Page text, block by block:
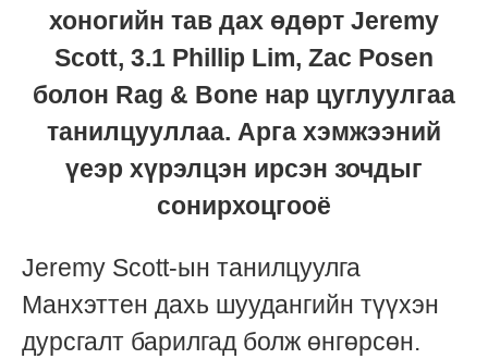
хоногийн тав дах өдөрт Jeremy
Scott, 3.1 Phillip Lim, Zac Posen
болон Rag & Bone нар цуглуулгаа
танилцууллаа. Арга хэмжээний
үеэр хүрэлцэн ирсэн зочдыг
сонирхоцгооё
Jeremy Scott-ын танилцуулга
Манхэттен дахь шуудангийн түүхэн
дурсгалт барилгад болж өнгөрсөн.